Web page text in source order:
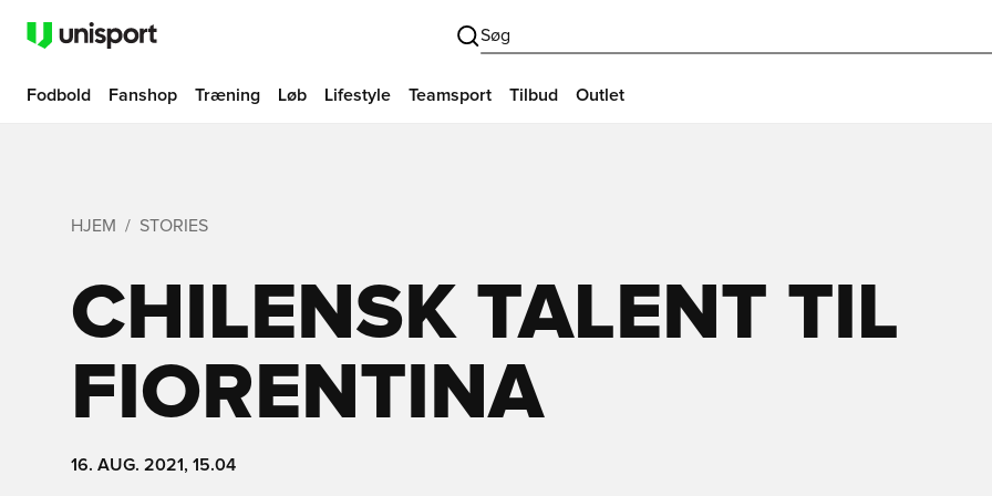
Søg
Fodbold Fanshop Træning Løb Lifestyle Teamsport Tilbud Outlet
HJEM STORIES
CHILENSK TALENT TIL
FIORENTINA
16. AUG. 2021, 15.04